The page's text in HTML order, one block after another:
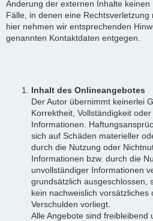
Änderung der externen Inhalte keinen
Fälle, in denen eine Rechtsverletzung
hier nehmen wir entsprechenden
genannten Kontaktdaten entgegen.
Inhalt des Onlineangebotes
Der Autor übernimmt keinerlei
Korrektheit, Vollständigkeit
Informationen.
sich auf Schäden materieller
durch die Nutzung oder
Informationen bzw. durch die
unvollständiger Informationen
grundsätzlich ausgeschlossen,
kein nachweislich
Verschulden vorliegt.
Alle Angebote sind freibleibend